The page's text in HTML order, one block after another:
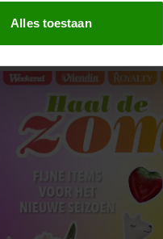
te bieden en om ons
partners voor social
die u aan ze heeft
met onze cookies als u
Alles toestaan